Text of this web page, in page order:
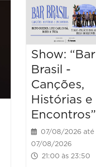
Show: “Bar
Brasil -
Canções,
Histórias e
Encontros”
07/08/2026 até
07/08/2026
21:00 às 23:50